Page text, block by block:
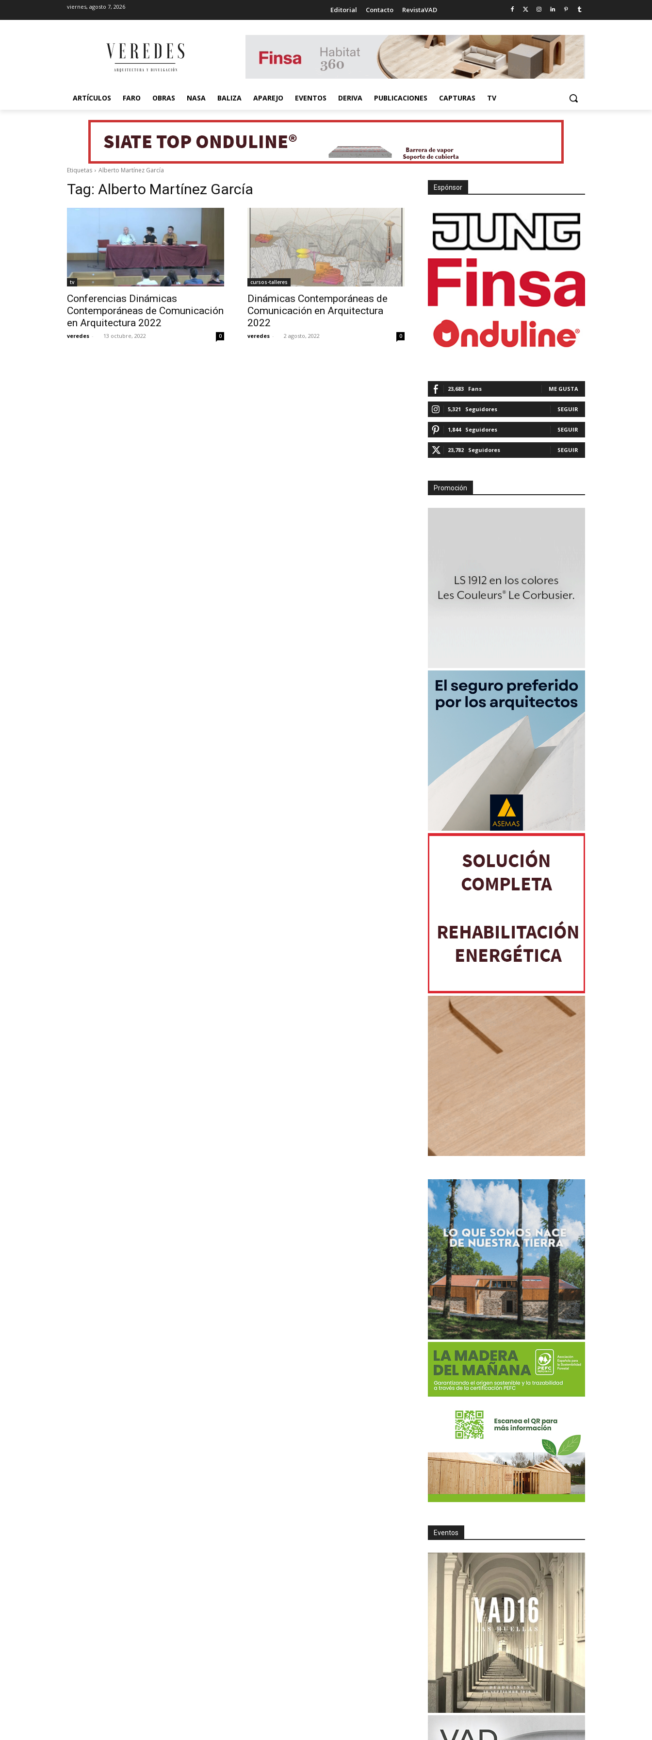
viernes, agosto 7, 2026 Editorial Contacto RevistaVAD
ARTÍCULOS FARO OBRAS NASA BALIZA APAREJO EVENTOS DERIVA PUBLICACIONES CAPTURAS TV
Etiquetas Alberto Martínez García
Tag: Alberto Martínez García
tv
Conferencias Dinámicas
Contemporáneas de Comunicación
en Arquitectura 2022
veredes - 13 octubre, 2022 0
cursos-talleres
Dinámicas Contemporáneas de
Comunicación en Arquitectura
2022
veredes - 2 agosto, 2022 0
Espónsor
23,683 Fans ME GUSTA
5,321 Seguidores SEGUIR
1,844 Seguidores SEGUIR
23,782 Seguidores SEGUIR
Promoción
Eventos